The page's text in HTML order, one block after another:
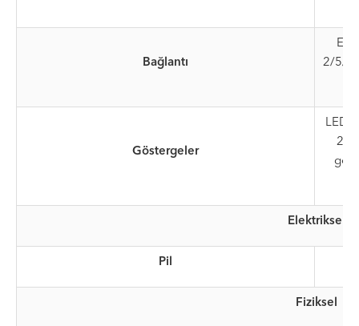
Bağlantı
2/5/6/
Göstergeler
LED
2 x
Elektriksel
Pil
Fiziksel